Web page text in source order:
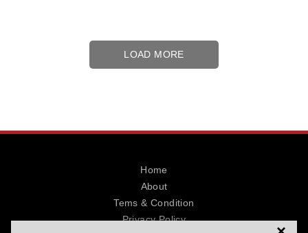
LOAD MORE
Home
About
Tems & Condition
Privacy Policy